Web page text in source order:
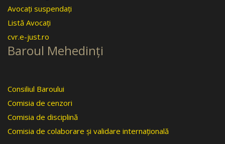
Avocaţi suspendaţi
Listă Avocaţi
cvr.e-just.ro
Baroul Mehedinţi
Consiliul Baroului
Comisia de cenzori
Comisia de disciplină
Comisia de colaborare şi validare internaţională